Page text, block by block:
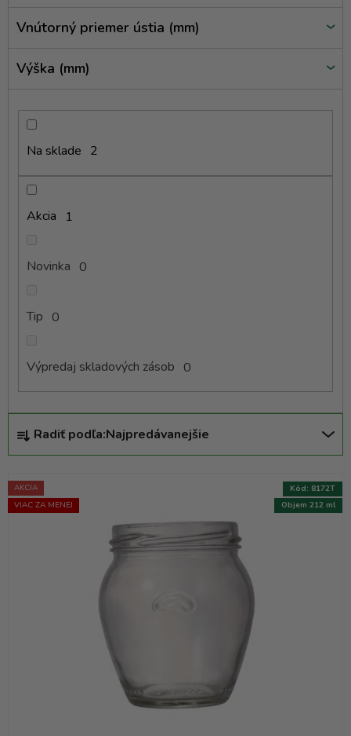
d
e
n
Radiť podľa:Najpredávanejšie
Na sklade 2
Akcia 1
Novinka 0
Tip 0
Výpredaj skladových zásob 0
Vnútorný priemer ústia (mm)
Výška (mm)
AKCIA
VIAC ZA MENEJ
Objem 212 ml
Kód: 8172T